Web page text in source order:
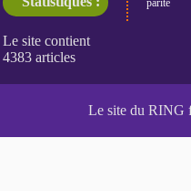
parité
Le site du RING